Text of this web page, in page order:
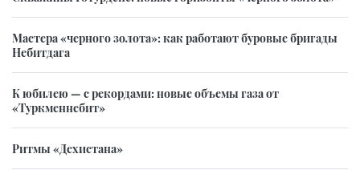
Мастера «черного золота»: как работают буровые бригады
Небитдага
К юбилею — с рекордами: новые объемы газа от
«Туркменнебит»
Ритмы «Дехистана»